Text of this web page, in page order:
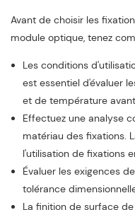
Avant de choisir les
module optique, tenez
Les conditions
est essentiel d'évaluer
et de température
Effectuez une analyse
matériau des fixations.
l'utilisation de fixations
Évaluer les exigences
tolérance
La finition de surface